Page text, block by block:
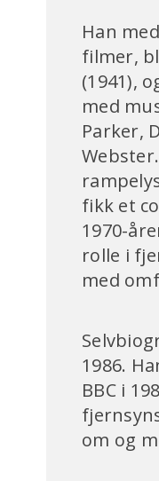
Han
filmer,
(1941),
med
Parker,
fikk et
1970-
rolle i
med
1986.
BBC i
om og